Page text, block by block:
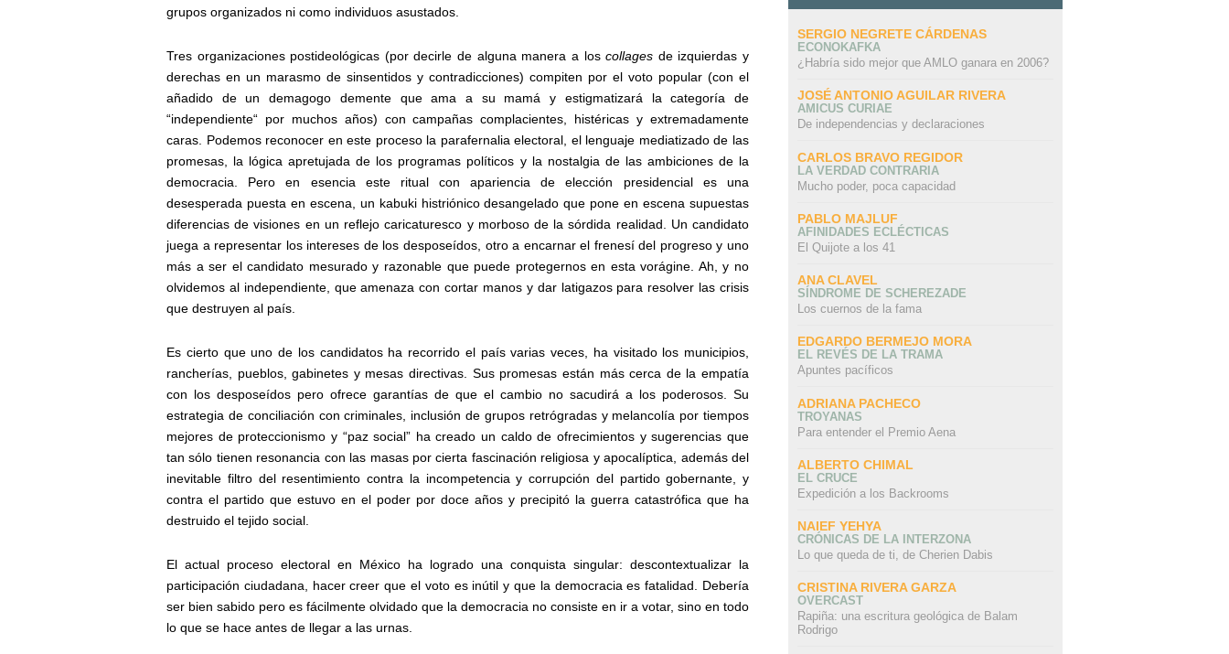
grupos organizados ni como individuos asustados.
Tres organizaciones postideológicas (por decirle de alguna manera a loscollages de izquierdas y
derechas en un marasmo de sinsentidos y contradicciones) compiten por el voto popular (con el
añadido de un demagogo demente que ama a su mamá y estigmatizará la categoría de
“independiente“ por muchos años) con campañas complacientes, histéricas y extremadamente
caras. Podemos reconocer en este proceso la parafernalia electoral, el lenguaje mediatizado de las
promesas, la lógica apretujada de los programas políticos y la nostalgia de las ambiciones de la
democracia. Pero en esencia este ritual con apariencia de elección presidencial es una
desesperada puesta en escena, un kabuki histriónico desangelado que pone en escena supuestas
diferencias de visiones en un reflejo caricaturesco y morboso de la sórdida realidad. Un candidato
juega a representar los intereses de los desposeídos, otro a encarnar el frenesí del progreso y uno
más a ser el candidato mesurado y razonable que puede protegernos en esta vorágine. Ah, y no
olvidemos al independiente, que amenaza con cortar manos y dar latigazos para resolver las crisis
que destruyen al país.
Es cierto que uno de los candidatos ha recorrido el país varias veces, ha visitado los municipios,
rancherías, pueblos, gabinetes y mesas directivas. Sus promesas están más cerca de la empatía
con los desposeídos pero ofrece garantías de que el cambio no sacudirá a los poderosos. Su
estrategia de conciliación con criminales, inclusión de grupos retrógradas y melancolía por tiempos
mejores de proteccionismo y “paz social” ha creado un caldo de ofrecimientos y sugerencias que
tan sólo tienen resonancia con las masas por cierta fascinación religiosa y apocalíptica, además del
inevitable filtro del resentimiento contra la incompetencia y corrupción del partido gobernante, y
contra el partido que estuvo en el poder por doce años y precipitó la guerra catastrófica que ha
destruido el tejido social.
El actual proceso electoral en México ha logrado una conquista singular: descontextualizar la
participación ciudadana, hacer creer que el voto es inútil y que la democracia es fatalidad. Debería
ser bien sabido pero es fácilmente olvidado que la democracia no consiste en ir a votar, sino en todo
lo que se hace antes de llegar a las urnas.
SERGIO NEGRETE CÁRDENAS
ECONOKAFKA
¿Habría sido mejor que AMLO ganara en 2006?
JOSÉ ANTONIO AGUILAR RIVERA
AMICUS CURIAE
De independencias y declaraciones
CARLOS BRAVO REGIDOR
LA VERDAD CONTRARIA
Mucho poder, poca capacidad
PABLO MAJLUF
AFINIDADES ECLÉCTICAS
El Quijote a los 41
ANA CLAVEL
SÍNDROME DE SCHEREZADE
Los cuernos de la fama
EDGARDO BERMEJO MORA
EL REVÉS DE LA TRAMA
Apuntes pacíficos
ADRIANA PACHECO
TROYANAS
Para entender el Premio Aena
ALBERTO CHIMAL
EL CRUCE
Expedición a los Backrooms
NAIEF YEHYA
CRÓNICAS DE LA INTERZONA
Lo que queda de ti, de Cherien Dabis
CRISTINA RIVERA GARZA
OVERCAST
Rapiña: una escritura geológica de Balam
Rodrigo